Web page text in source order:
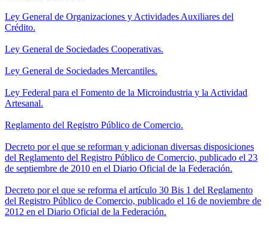
Ley General de Organizaciones y Actividades Auxiliares del
Crédito.
Ley General de Sociedades Cooperativas.
Ley General de Sociedades Mercantiles.
Ley Federal para el Fomento de la Microindustria y la Actividad
Artesanal.
Reglamento del Registro Público de Comercio.
Decreto por el que se reforman y adicionan diversas disposiciones
del Reglamento del Registro Público de Comercio, publicado el 23
de septiembre de 2010 en el Diario Oficial de la Federación.
Decreto por el que se reforma el artículo 30 Bis 1 del Reglamento
del Registro Público de Comercio, publicado el 16 de noviembre de
2012 en el Diario Oficial de la Federación.